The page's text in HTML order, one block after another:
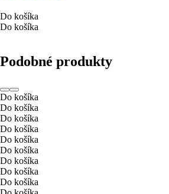
Do košíka
Do košíka
Podobné produkty
Do košíka
Do košíka
Do košíka
Do košíka
Do košíka
Do košíka
Do košíka
Do košíka
Do košíka